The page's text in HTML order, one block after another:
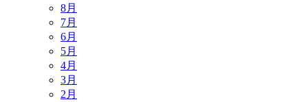
8月
7月
6月
5月
4月
3月
2月